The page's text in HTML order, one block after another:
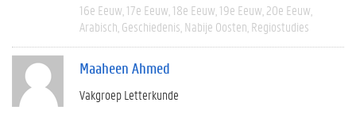
16e Eeuw 17e Eeuw 18e Eeuw 19e Eeuw 20e Eeuw
Arabisch Geschiedenis Nabije Oosten Regiostudies
Maaheen Ahmed
Vakgroep Letterkunde